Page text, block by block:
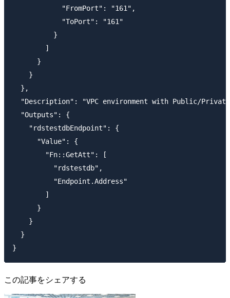
"FromPort": "161",
"ToPort": "161"
}
]
}
}
},
"Description": "VPC environment with Public/
"Outputs": {
"rdstestdbEndpoint": {
"Value": {
"Fn::GetAtt": [
"rdstestdb",
"Endpoint.Address"
]
}
}
}
この記事をシェアする